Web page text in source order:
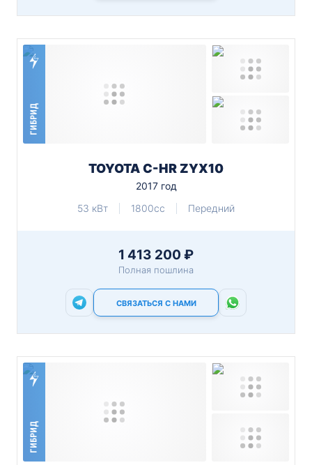
ГИБРИД
TOYOTA C-HR ZYX10
2017 год
53 кВт
1800cc Передний
1 413 200 ₽
Полная пошлина
СВЯЗАТЬСЯ С НАМИ
ГИБРИД